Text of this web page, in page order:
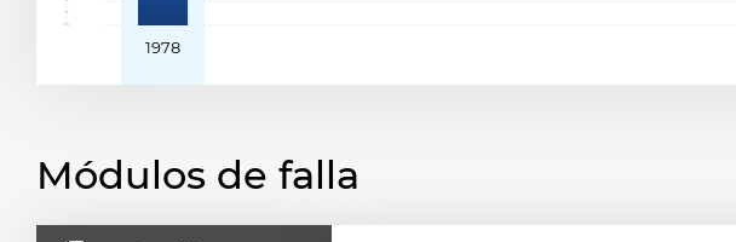
1978
Módulos de falla